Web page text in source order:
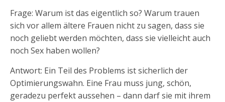
Frage: Warum ist das eigentlich so? Warum trauen
sich vor allem ältere Frauen nicht zu sagen, dass sie
noch geliebt werden möchten, dass sie vielleicht auch
noch Sex haben wollen?
Antwort: Ein Teil des Problems ist sicherlich der
Optimierungswahn. Eine Frau muss jung, schön,
geradezu perfekt aussehen – dann darf sie mit ihrem